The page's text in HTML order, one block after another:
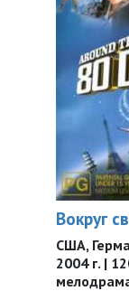
Вокруг
США,
2004 г. |